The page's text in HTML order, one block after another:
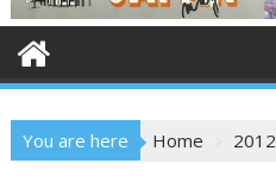
n
e
You are here Home 2012